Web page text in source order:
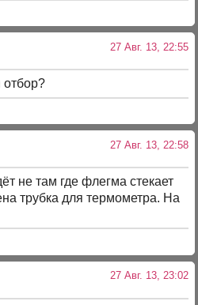
27 Авг. 13, 22:55
отбор?
27 Авг. 13, 22:58
не там где флегма стекает
трубка для термометра. На
27 Авг. 13, 23:02